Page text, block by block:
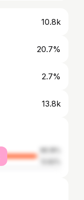
10.8k
20.7%
2.7%
13.8k